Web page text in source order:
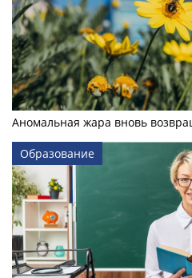
Аномальная жара вновь
Образование